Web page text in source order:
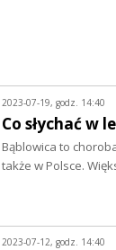
2023-07-19, godz. 14:40
Co słychać w
Bąblowica to
także w Polsce.
2023-07-12, godz. 14:40